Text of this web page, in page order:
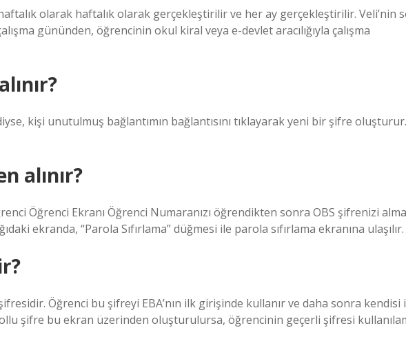
olarak haftalık olarak gerçekleştirilir ve her ay gerçekleştirilir. Veli’nin
gününden, öğrencinin okul kiral veya e-devlet aracılığıyla çalışma
kişi unutulmuş bağlantımın bağlantısını tıklayarak yeni bir şifre oluşturur.
alınır?
Öğrenci Ekranı Öğrenci Numaranızı öğrendikten sonra OBS şifrenizi
ekranda, “Parola Sıfırlama” düğmesi ile parola sıfırlama ekranına ulaşılır.
Öğrenci bu şifreyi EBA’nın ilk girişinde kullanır ve daha sonra kendisi
şifre bu ekran üzerinden oluşturulursa, öğrencinin geçerli şifresi